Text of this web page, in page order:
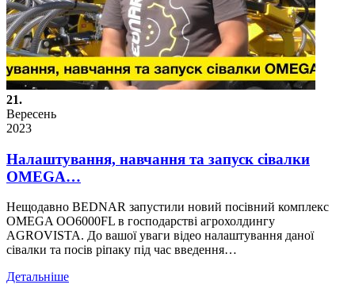
21.
Вересень
2023
Налаштування, навчання та запуск сівалки
OMEGA…
Нещодавно BEDNAR запустили новий посівний комплекс
OMEGA OO6000FL в господарстві агрохолдингу
AGROVISTA. До вашої уваги відео налаштування даної
сівалки та посів ріпаку під час введення…
Детальніше